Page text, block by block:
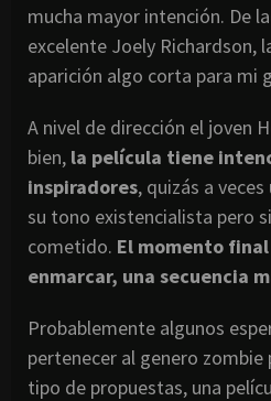
mucha mayor intención. De
excelente Joely Richardson,
aparición algo corta para mi
A nivel de dirección el joven
bien, la película tiene
inspiradores, quizás a
su tono existencialista pero
cometido. El momento
enmarcar, una secuencia
Probablemente algunos
pertenecer al genero
tipo de propuestas, una